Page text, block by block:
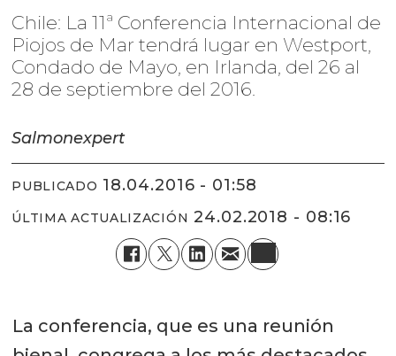
Chile: La 11ª Conferencia Internacional de
Piojos de Mar tendrá lugar en Westport,
Condado de Mayo, en Irlanda, del 26 al
28 de septiembre del 2016.
Salmonexpert
PUBLICADO 18.04.2016 - 01:58
ÚLTIMA ACTUALIZACIÓN 24.02.2018 - 08:16
La conferencia, que es una reunión